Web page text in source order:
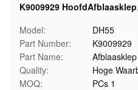
K9009929 HoofdAfblaasklep,
Model:
DH55
Part Number:
K9009929
Part Name:
Afblaasklep
Quality:
Hoge
MOQ:
PCs 1